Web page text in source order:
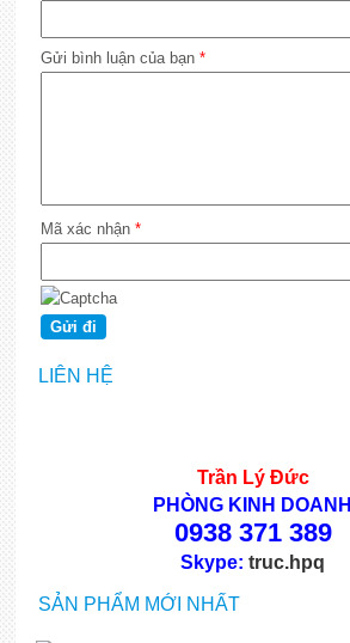
Gửi bình luận của bạn *
Mã xác nhận *
LIÊN HỆ
Trần Lý Đức
PHÒNG KINH DOANH
0938 371 389
Skype:truc.hpq
SẢN PHẨM MỚI NHẤT